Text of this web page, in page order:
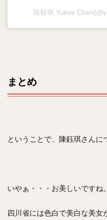
陈钰琪 Yukee
まとめ
ということで、陳鈺琪さんに
いやぁ・・・お美しいですね。
四川省には色白で美白な美女